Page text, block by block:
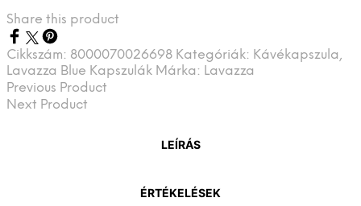
Share this product
Cikkszám: 8000070026698 Kategóriák: Kávékapszula,
Lavazza Blue Kapszulák Márka: Lavazza
Previous Product
Next Product
LEÍRÁS
ÉRTÉKELÉSEK